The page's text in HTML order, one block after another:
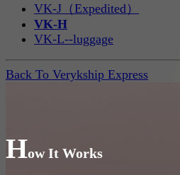
VK-J（Expedited）
VK-H
VK-L--luggage
Back To Verykship Express
How It Works